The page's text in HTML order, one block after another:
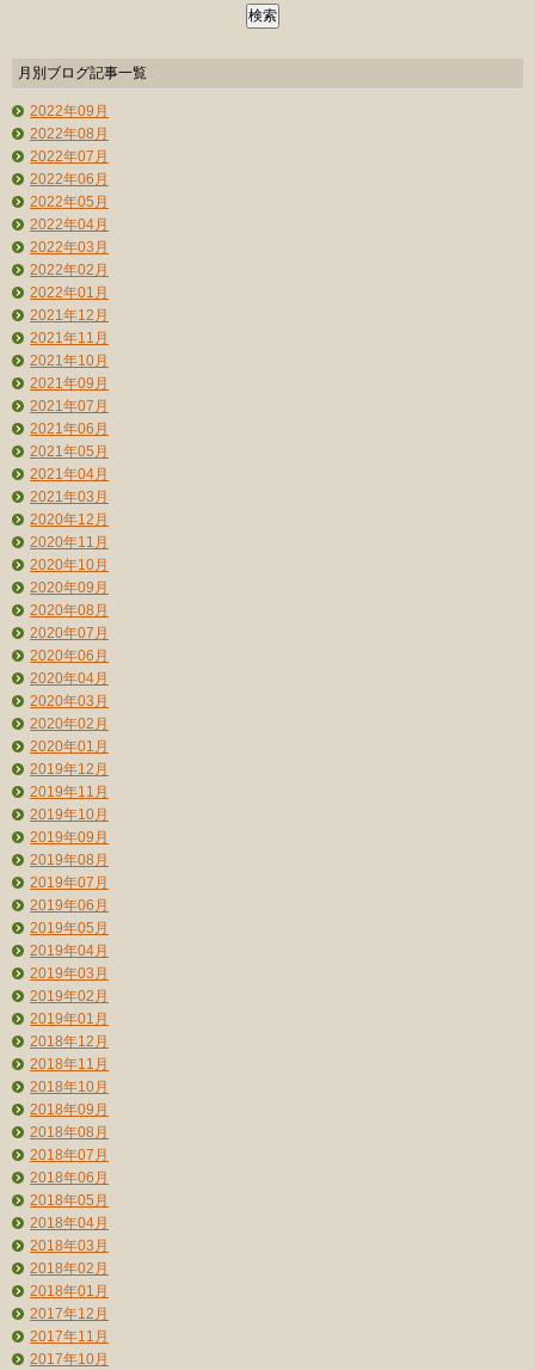
月別ブログ記事一覧
2022年09月
2022年08月
2022年07月
2022年06月
2022年05月
2022年04月
2022年03月
2022年02月
2022年01月
2021年12月
2021年11月
2021年10月
2021年09月
2021年07月
2021年06月
2021年05月
2021年04月
2021年03月
2020年12月
2020年11月
2020年10月
2020年09月
2020年08月
2020年07月
2020年06月
2020年04月
2020年03月
2020年02月
2020年01月
2019年12月
2019年11月
2019年10月
2019年09月
2019年08月
2019年07月
2019年06月
2019年05月
2019年04月
2019年03月
2019年02月
2019年01月
2018年12月
2018年11月
2018年10月
2018年09月
2018年08月
2018年07月
2018年06月
2018年05月
2018年04月
2018年03月
2018年02月
2018年01月
2017年12月
2017年11月
2017年10月